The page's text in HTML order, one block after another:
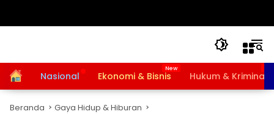
HomeNasional Ekonomi & Bisnis Hukum & Kriminal
Beranda Gaya Hidup & Hiburan